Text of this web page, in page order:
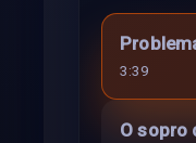
3:39
O sopro